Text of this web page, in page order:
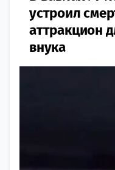
устроил
аттракцион
внука